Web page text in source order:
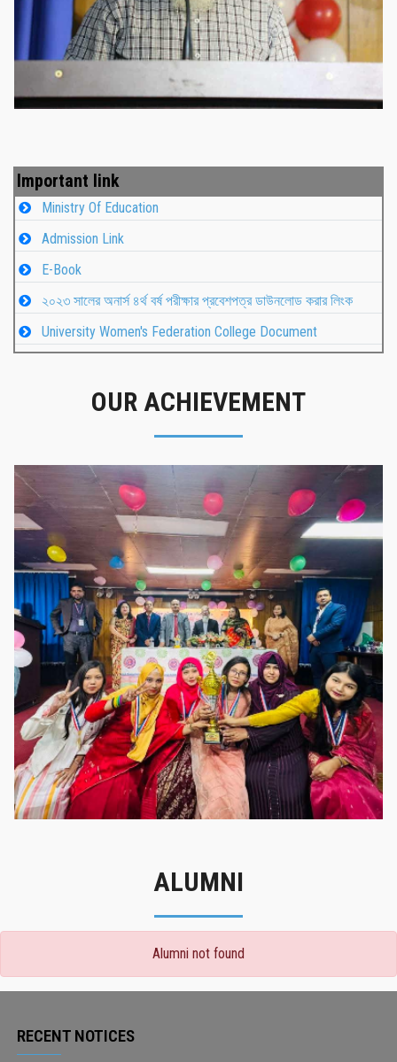
Important link
Ministry Of Education
Admission Link
E-Book
২০২৩ সালের অনার্স ৪র্থ বর্ষ পরীক্ষার প্রবেশপত্র ডাউনলোড করার লিংক
University Women's Federation College Document
OUR ACHIEVEMENT
গৌরবের মুহূর্ত
গৌরবের মুহূর্ত
ALUMNI
Alumni not found
RECENT NOTICES